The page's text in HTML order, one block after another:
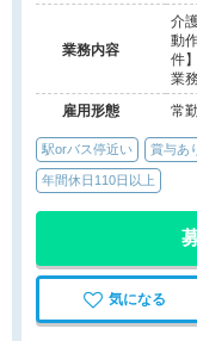
業務内容
介
動
件
業
雇用形態
常
駅orバス停近い 賞与あ
年間休日110日以上
気になる